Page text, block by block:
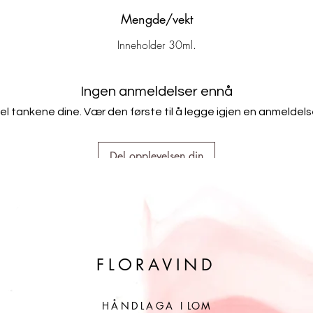
Mengde/vekt
Inneholder 30ml.
Ingen anmeldelser ennå
tankene dine. Vær den første til å legge igjen en
Del opplevelsen din
FLORAVIND
HÅNDLAGA I LOM